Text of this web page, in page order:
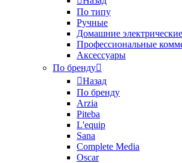
По типу
Ручные
Домашние электрические
Профессиональные
Аксессуары
По бренду
Назад
По бренду
Arzia
Piteba
L'equip
Sana
Complete Media
Oscar